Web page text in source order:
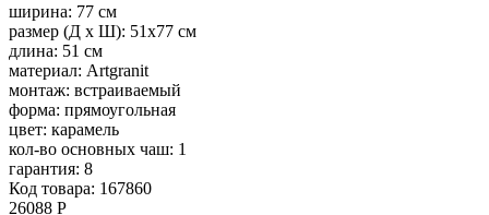
ширина: 77 см
размер (Д х Ш): 51x77 см
длина: 51 см
материал: Artgranit
монтаж: встраиваемый
форма: прямоугольная
цвет: карамель
кол-во основных чаш: 1
гарантия: 8
Код товара: 167860
26088 Р